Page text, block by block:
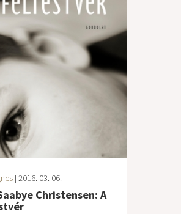
| 2016. 03. 06.
Christensen: A